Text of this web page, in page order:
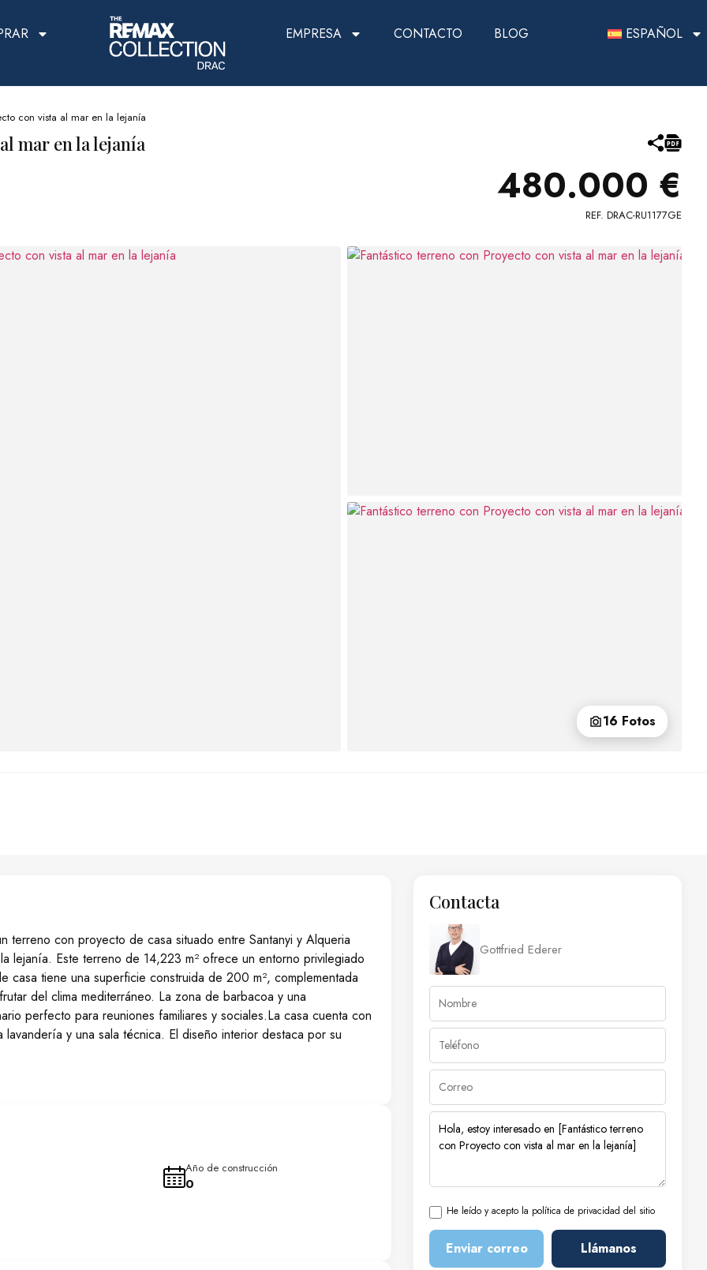
EMPRESA CONTACTO BLOG ESPAÑOL
con vista al mar en la lejanía
mar en la lejanía
480.000 €
REF. DRAC-RU1177GE
16 Fotos
con proyecto de casa situado entre Santanyi y Alqueria
lejanía. Este terreno de 14,223 m² ofrece un entorno privilegiado
casa tiene una superficie construida de 200 m², complementada
del clima mediterráneo. La zona de barbacoa y una
perfecto para reuniones familiares y sociales.La casa cuenta con
y una sala técnica. El diseño interior destaca por su
este terreno ofrece la combinación perfecta de privacidad y
Año de construcción
0
Contacta
Gottfried Ederer
He leído y acepto la política de privacidad del sitio
Enviar correo Llámanos